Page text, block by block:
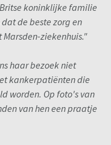
koninklijke familie
de beste zorg en
ziekenhuis."
haar bezoek niet
kankerpatiënten die
worden. Op foto's van
van hen een praatje